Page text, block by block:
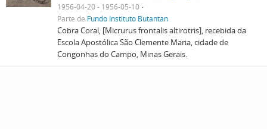
1956-04-20 - 1956-05-10
Parte de Fundo Instituto Butantan
Cobra Coral, [Micrurus frontalis altirotris], recebida da
Escola Apostólica São Clemente Maria, cidade de
Congonhas do Campo, Minas Gerais.